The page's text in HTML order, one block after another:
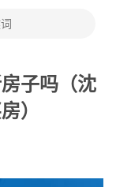
子吗（沈
）